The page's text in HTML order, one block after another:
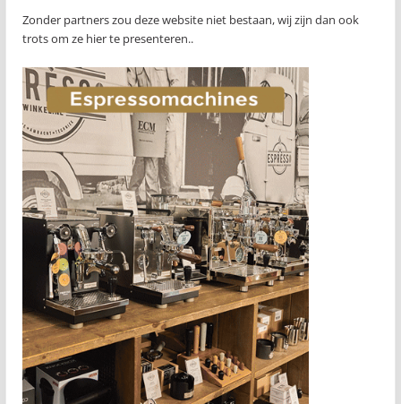
Zonder partners zou deze website niet bestaan, wij zijn dan ook
trots om ze hier te presenteren..